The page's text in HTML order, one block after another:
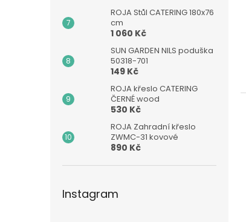
ROJA Stůl CATERING 180x76
cm
1 060 Kč
SUN GARDEN NILS poduška
50318-701
149 Kč
ROJA křeslo CATERING
ČERNÉ wood
530 Kč
ROJA Zahradní křeslo
ZWMC-31 kovové
890 Kč
Instagram